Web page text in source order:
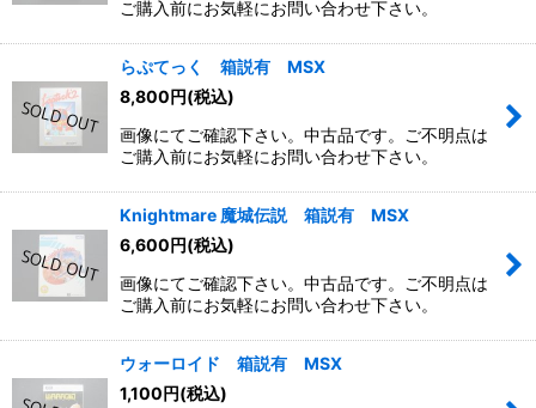
ご購入前にお気軽にお問い合わせ下さい。
らぷてっく 箱説有 MSX
8,800円(税込)
画像にてご確認下さい。中古品です。ご不明点は
ご購入前にお気軽にお問い合わせ下さい。
Knightmare 魔城伝説 箱説有 MSX
6,600円(税込)
画像にてご確認下さい。中古品です。ご不明点は
ご購入前にお気軽にお問い合わせ下さい。
ウォーロイド 箱説有 MSX
1,100円(税込)